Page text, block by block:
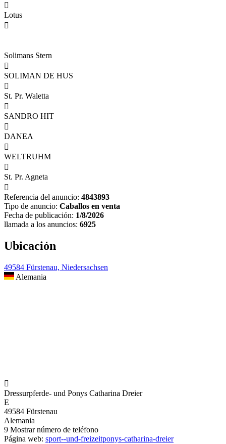

Lotus

Solimans Stern

SOLIMAN DE HUS

St. Pr. Waletta

SANDRO HIT

DANEA

WELTRUHM

St. Pr. Agneta

Referencia del anuncio: 4843893
Tipo de anuncio: Caballos en venta
Fecha de publicación: 1/8/2026
llamada a los anuncios: 6925
Ubicación
49584 Fürstenau, Niedersachsen
Alemania

Dressurpferde- und Ponys Catharina Dreier
E
49584 Fürstenau
Alemania
9 Mostrar número de teléfono
Página web: sport--und-freizeitponys-catharina-dreier